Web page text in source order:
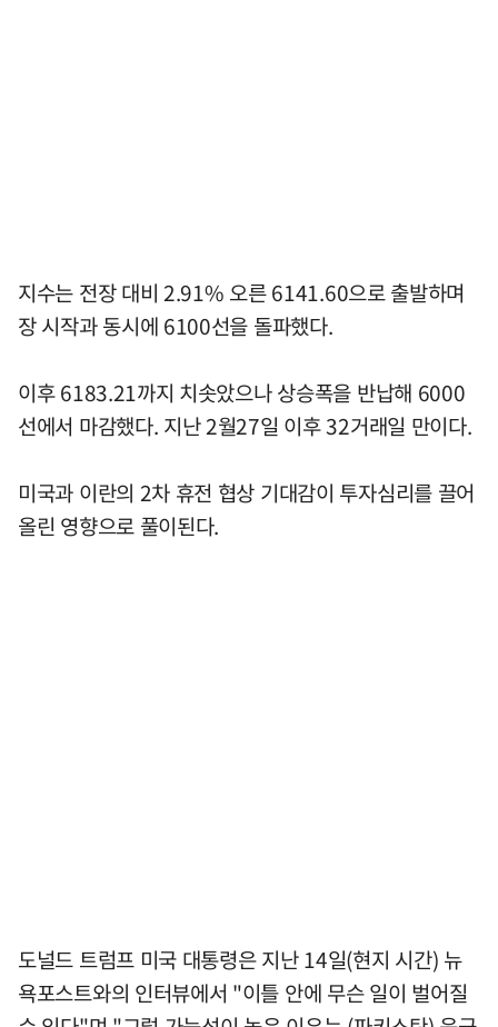
지수는 전장 대비 2.91% 오른 6141.60으로 출발하며
장 시작과 동시에 6100선을 돌파했다.
이후 6183.21까지 치솟았으나 상승폭을 반납해 6000
선에서 마감했다. 지난 2월27일 이후 32거래일 만이다.
미국과 이란의 2차 휴전 협상 기대감이 투자심리를 끌어
올린 영향으로 풀이된다.
도널드 트럼프 미국 대통령은 지난 14일(현지 시간) 뉴
욕포스트와의 인터뷰에서 "이틀 안에 무슨 일이 벌어질